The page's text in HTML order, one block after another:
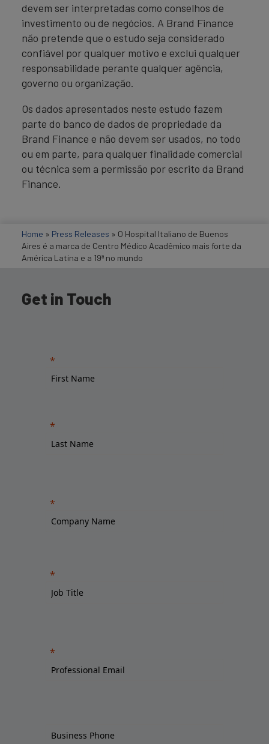
devem ser interpretadas como conselhos de
investimento ou de negócios. A Brand Finance
não pretende que o estudo seja considerado
confiável por qualquer motivo e exclui qualquer
responsabilidade perante qualquer agência,
governo ou organização.
Os dados apresentados neste estudo fazem
parte do banco de dados de propriedade da
Brand Finance e não devem ser usados, no todo
ou em parte, para qualquer finalidade comercial
ou técnica sem a permissão por escrito da Brand
Finance.
Home » Press Releases » O Hospital Italiano de Buenos
Aires é a marca de Centro Médico Acadêmico mais forte da
América Latina e a 19ª no mundo
Get in Touch